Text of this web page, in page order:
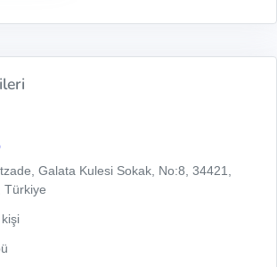
Galata Kulesi Sokak, No:8, 34421,
Türkiye